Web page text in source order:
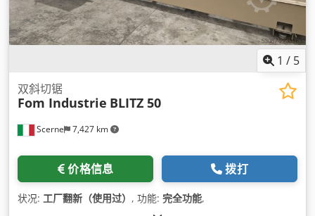
1 / 5
Scerne 7,427 km
双斜切锯
Fom Industrie BLITZ 50
价格信息 拨打
状况: 工厂翻新（使用过） , 功能: 完全功能,